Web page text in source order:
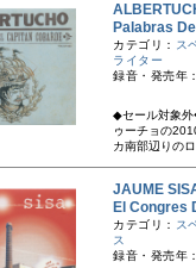
Palabras
カテゴリ： ス
ライター
録音・発売年
◆セール対象外
ゥーチョの
カ南部辺りの
JAUME
El
カテゴリ： ス
ス
録音・発売年